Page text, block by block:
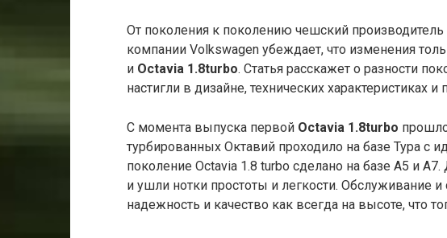
От поколения к поколению чешский производитель
компании Volkswagen убеждает, что изменения
и Octavia 1.8turbo. Статья расскажет о разности
настигли в дизайне, технических характеристиках и
С момента выпуска первой Octavia 1.8turbo
турбированных Октавий проходило на базе Тура с
поколение Octavia 1.8 turbo сделано на базе А5 и
и ушли нотки простоты и легкости. Обслуживание
надежность и качество как всегда на высоте, что